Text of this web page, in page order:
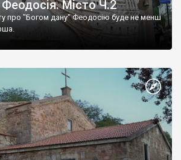
Місто Ч.2
про "Богом дану" Феодосію буде не менш